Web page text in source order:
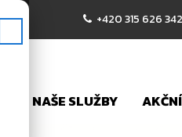
+420 315 626 342
NAŠE SLUŽBY